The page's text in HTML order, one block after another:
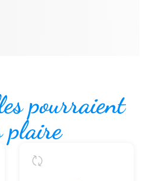
pourraient
plaire